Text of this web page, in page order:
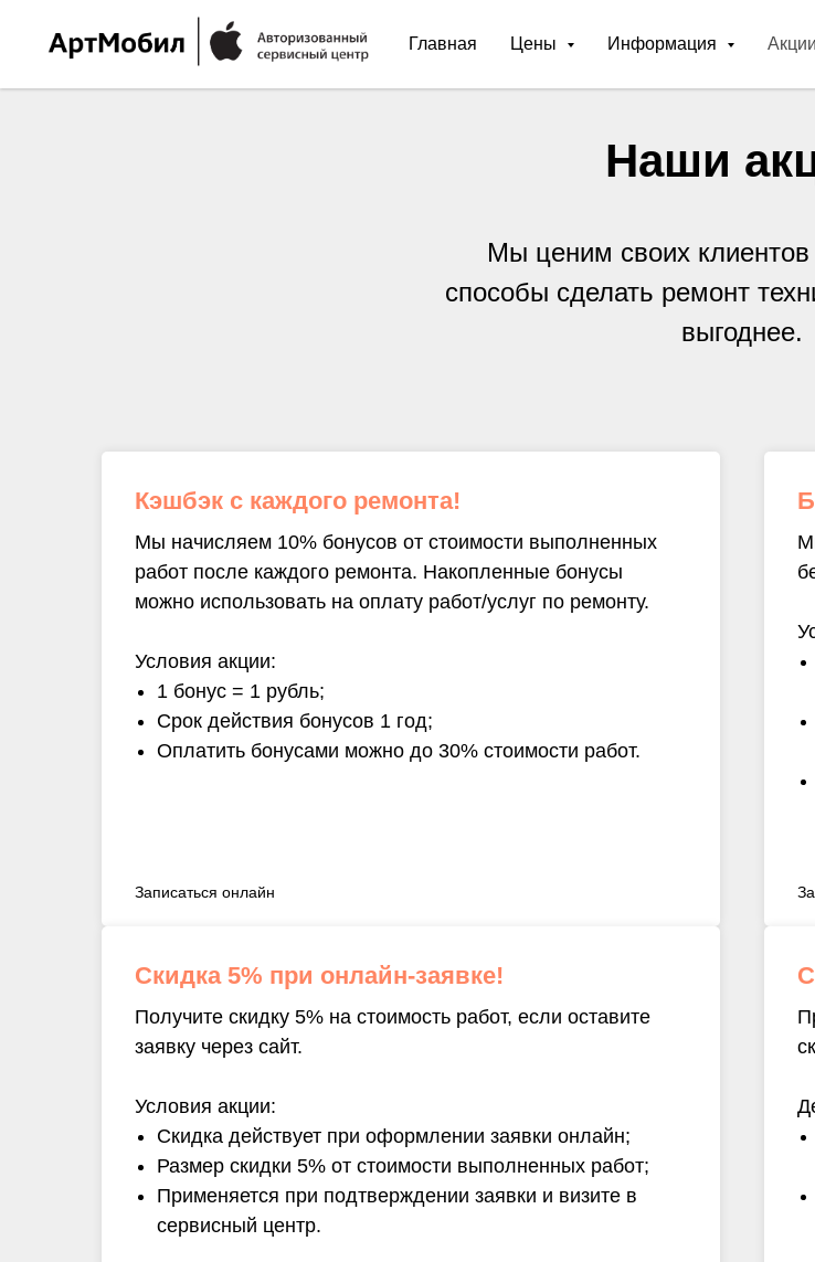
Главная Цены Информация Акции
Наши
Мы ценим своих
способы сделать ремонт
выгоднее.
Кэшбэк с каждого ремонта!
Мы начисляем 10% бонусов от стоимости выполненных
работ после каждого ремонта. Накопленные бонусы
можно использовать на оплату работ/услуг по ремонту.
Условия акции:
1 бонус = 1 рубль;
Срок действия бонусов 1 год;
Оплатить бонусами можно до 30% стоимости работ.
Записаться онлайн
Скидка 5% при онлайн-заявке!
Получите скидку 5% на стоимость работ, если оставите
заявку через сайт.
Условия акции:
Скидка действует при оформлении заявки онлайн;
Размер скидки 5% от стоимости выполненных работ;
Применяется при подтверждении заявки и визите в
сервисный центр.